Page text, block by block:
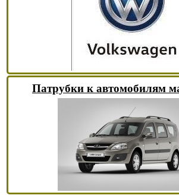
Патрубки к автомобилям